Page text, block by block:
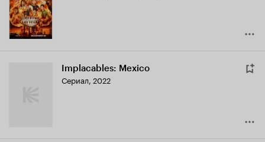
6.5
Implacables: Mexico
Сериал, 2022